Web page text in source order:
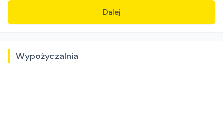
Dalej
Wypożyczalnia